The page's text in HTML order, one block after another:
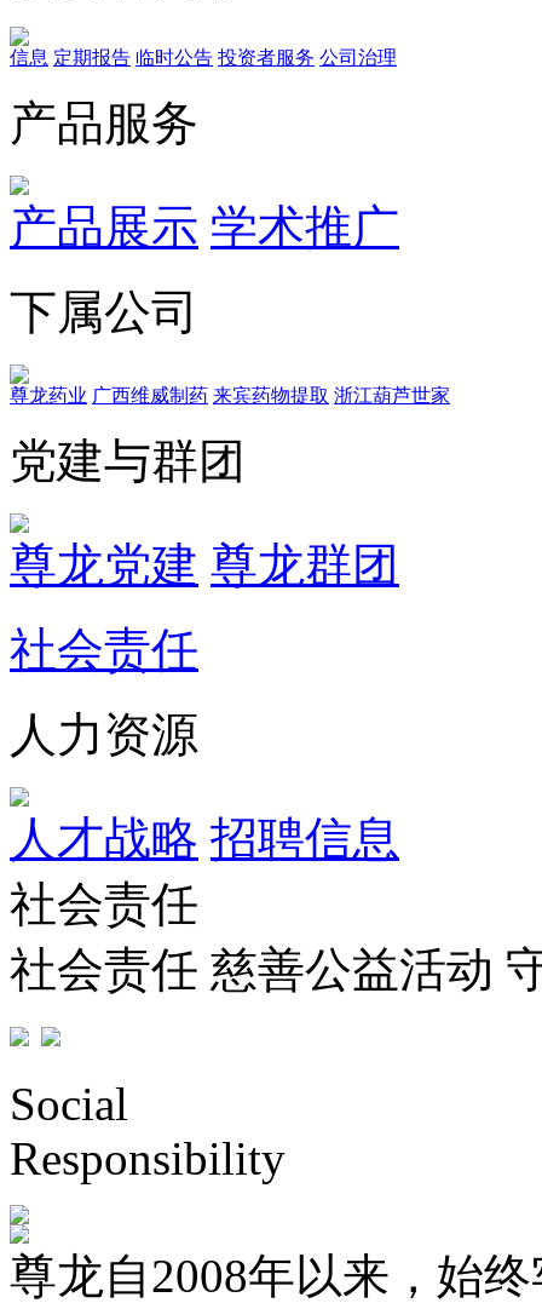
信息 定期报告 临时公告 投资者服务 公司治理
产品服务
产品展示 学术推广
下属公司
尊龙药业 广西维威制药 来宾药物提取 浙江葫芦世家
党建与群团
尊龙党建 尊龙群团
社会责任
人力资源
人才战略 招聘信息
社会责任
社会责任 慈善公益活动
Social
Responsibility
尊龙自2008年以来，始